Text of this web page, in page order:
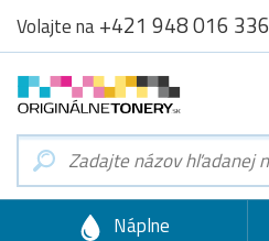
Volajte na+421 948 016 336
Náplne